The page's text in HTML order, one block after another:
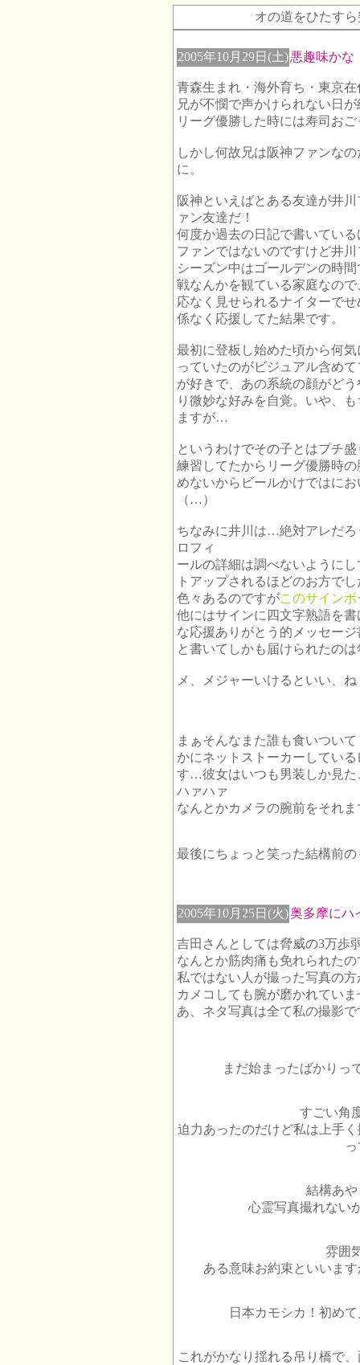
オの道をひたす
2005年10月29日(土)悪趣味かな
青森生まれ・海外育ち・東京
兄が不憫で声かけられない日
リーグ優勝した時には寿司お
しかし何故兄は阪神ファンな
に。
阪神といえばとある友達が井
ァン友達だ！
何度か過去の日記で書いてい
ファンではないのですけど井
シーズン中はゴールデンの時
戦なんかを観ている家庭なの
応なく見せられるナイターで
係なく応援してた結果です。
最初に登板し始めた頃から何
っていたのがビジュアル含め
が好きで、あの系統の顔がど
り微妙な好みを自覚。いや、
ますが…
というわけでその子とはプチ
練習してたからリーグ優勝時
めないからビールかけではに
（…）
ちなみに井川は…絶対アレだ
ロフィ
ールの詳細は調べないように
トアップされるほどのお方で
色々あるのですがこのサインボ
他にはサインに四文字熟語を
な応援ありがとう的メッセー
と書いてしかも届けられたの
メ、メジャーいけるといい、
まぁそんなまた誰も食いつい
かにネットストーカーしてい
す…彼女はいつも男装しか見た
ハァハァ
なんとかカメラの腕前をそれ
最後にちょっと笑った結構前
2005年10月25日(火)奥多摩にハ
吉田さんとしては脅威の3万歩
なんとか筋肉痛も免れられた
私ではない人が撮った写真の
カメコしても腕が磨かれていま
あ、ネタ写真は全て私の撮影で
まだ始まったばかりっ
すごい角
迫力あったのだけど私は上手
結構あ
心霊写真撮れない
雰囲
ある意味お約束といいま
日本カモシカ！初め
これがかなり揺れる吊り橋で